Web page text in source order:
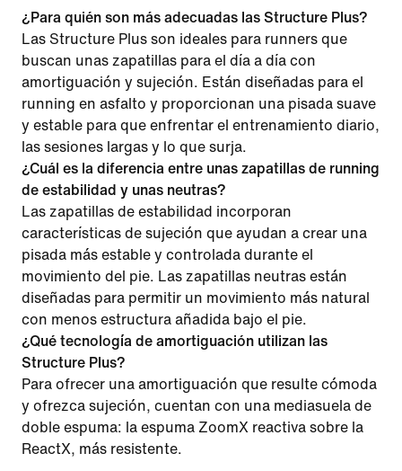
¿Para quién son más adecuadas las Structure Plus?
Las Structure Plus son ideales para runners que
buscan unas zapatillas para el día a día con
amortiguación y sujeción. Están diseñadas para el
running en asfalto y proporcionan una pisada suave
y estable para que enfrentar el entrenamiento diario,
las sesiones largas y lo que surja.
¿Cuál es la diferencia entre unas zapatillas de running
de estabilidad y unas neutras?
Las zapatillas de estabilidad incorporan
características de sujeción que ayudan a crear una
pisada más estable y controlada durante el
movimiento del pie. Las zapatillas neutras están
diseñadas para permitir un movimiento más natural
con menos estructura añadida bajo el pie.
¿Qué tecnología de amortiguación utilizan las
Structure Plus?
Para ofrecer una amortiguación que resulte cómoda
y ofrezca sujeción, cuentan con una mediasuela de
doble espuma: la espuma ZoomX reactiva sobre la
ReactX, más resistente.